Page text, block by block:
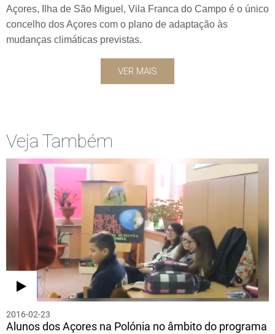
Açores, Ilha de São Miguel, Vila Franca do Campo é o único
concelho dos Açores com o plano de adaptação às
mudanças climáticas previstas.
VER MAIS
Veja Também
2016-02-23
Alunos dos Açores na Polónia no âmbito do programa